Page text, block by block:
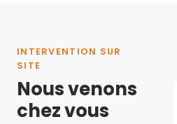
INTERVENTION SUR
SITE
Nous venons
chez vous